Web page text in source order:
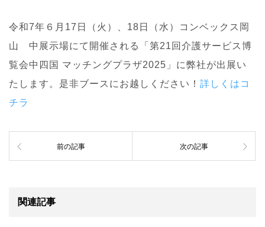
令和7年６月17日（火）、18日（水）コンベックス岡
山 中展示場にて開催される「第21回介護サービス博
覧会中四国 マッチングプラザ2025」に弊社が出展い
たします。是非ブースにお越しください！ 詳しくはコ
チラ
前の記事 次の記事
関連記事